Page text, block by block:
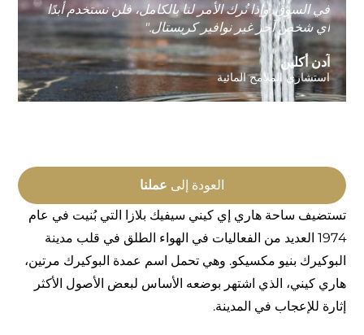
في السوق. وإذا تُرك الأمر لنا بالكامل، فلن نستخدم أبدًا
أي شخص آخر غير نوافير كريستال."
آدن أكلين
استشاري الملامح المائية
العودة إلى عملنا
تستضيف ساحة هاري إي كيني سيفيك بلازا التي بُنيت في عام
1974 العديد من الفعاليات في الهواء الطلق في قلب مدينة
البوكيرك بنيو مكسيكو. وهي تحمل اسم عمدة البوكيرك مرتين،
هاري كيني، الذي اشتهر بوضعه الأساس لبعض الأصول الأكثر
إثارة للإعجاب في المدينة.